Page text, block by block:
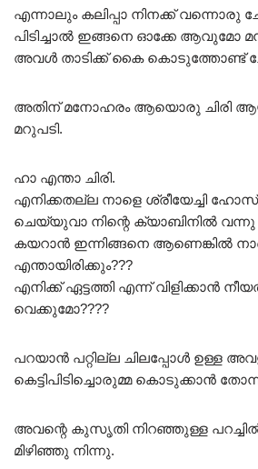
എന്നാലും കലിപ്പാ നിനക്ക് വന്നൊരു
പിടിച്ചാൽ ഇങ്ങനെ ഓക്കേ ആവുമോ
അവൾ താടിക്ക് കൈ കൊടുത്തോണ്ട്
അതിന് മനോഹരം ആയൊരു ചിരി
മറുപടി.
ഹാ എന്താ ചിരി.
എനിക്കതല്ല നാളെ ശ്രീയേച്ചി
ചെയ്യുവാ നിന്റെ ക്യാബിനിൽ വന്നു
കയറാൻ ഇന്നിങ്ങനെ ആണെങ്കിൽ
എന്തായിരിക്കും???
എനിക്ക് ഏട്ടത്തി എന്ന് വിളിക്കാൻ
വെക്കുമോ????
പറയാൻ പറ്റില്ല ചിലപ്പോൾ ഉള്ള
കെട്ടിപിടിച്ചൊരുമ്മ കൊടുക്കാൻ
അവന്റെ കുസൃതി നിറഞ്ഞുള്ള
മിഴിഞ്ഞു നിന്നു.